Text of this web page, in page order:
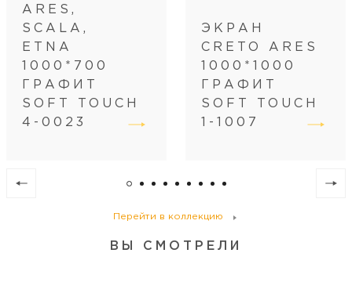
Перейти в коллекцию
ARES,
SCALA,
ETNA
1000*700
ГРАФИТ
SOFT TOUCH
4-0023
ЭКРАН
CRETO ARES
1000*1000
ГРАФИТ
SOFT TOUCH
1-1007
ВЫ СМОТРЕЛИ